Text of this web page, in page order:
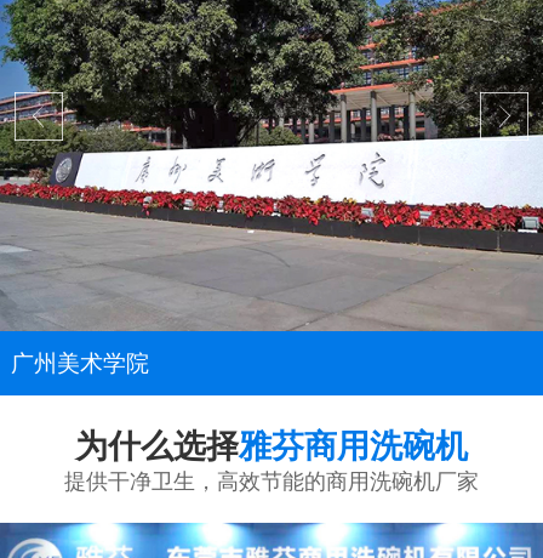
广州美术学院
为什么选择雅芬商用洗碗机
提供干净卫生，高效节能的商用洗碗机厂家